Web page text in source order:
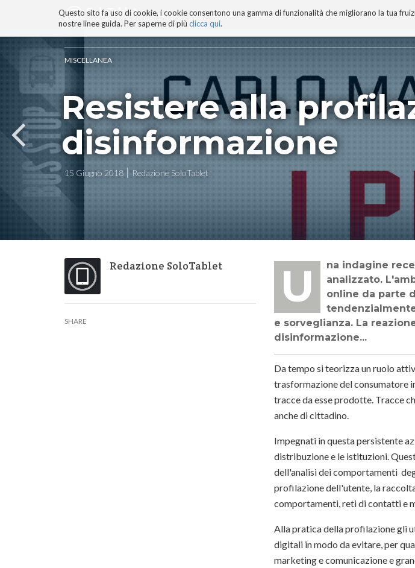
Questo sito fa uso di cookie, i cookie consentono una gamma di funzionalità che migliorano la tua
nostre linee guida. Per saperne di più clicca qui.
BLOG TECNOCONSAPEVOLEZZA TECNOBIBLIOGRAFIA I MIEI LIBRI
ai
contenuti.
|
Salta
alla
navigazione
MISCELLANEA
Resistere alla
disinformazione
15 Giugno 2018 Redazione SoloTablet
Redazione SoloTablet
SHARE
Una indagine recente di RSA evidenzia un fenomeno che merita di essere
analizzato.
online da parte
e sorveglianza. La
disinformazione...
Da tempo si teorizza un ruolo
trasformazione del consumatore
tracce da esse prodotte. Tracce
anche di cittadino.
Impegnati in questa persistente
distribuzione e le istituzioni.
dell'analisi dei comportamenti
profilazione dell'utente, la
comportamenti, reti di contatti e
Alla pratica della profilazione gli
digitali in modo da evitare, per
marketing e comunicazione e